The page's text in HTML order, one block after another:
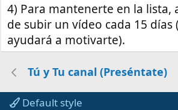
4) Para mantenerte en la lista,
de subir un vídeo cada 15 días
ayudará a motivarte).
Tú y Tu canal (Preséntate)
Default style